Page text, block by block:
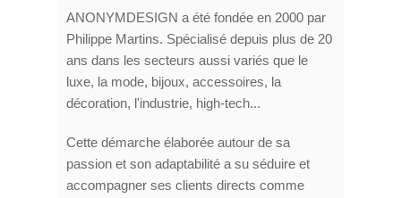
ANONYMDESIGN a été fondée en 2000 par
Philippe Martins. Spécialisé depuis plus de 20
ans dans les secteurs aussi variés que le
luxe, la mode, bijoux, accessoires, la
décoration, l'industrie, high-tech...
Cette démarche élaborée autour de sa
passion et son adaptabilité a su séduire et
accompagner ses clients directs comme